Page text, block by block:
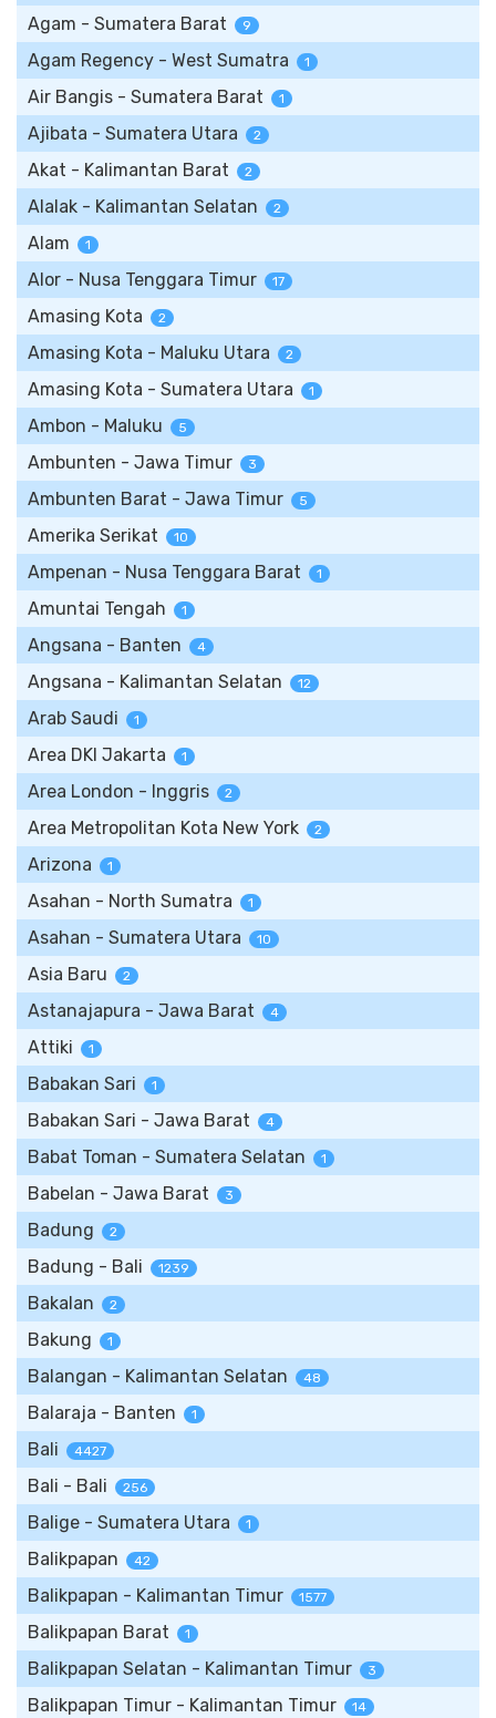
Agam - Sumatera Barat 9
Agam Regency - West Sumatra 1
Air Bangis - Sumatera Barat 1
Ajibata - Sumatera Utara 2
Akat - Kalimantan Barat 2
Alalak - Kalimantan Selatan 2
Alam 1
Alor - Nusa Tenggara Timur 17
Amasing Kota 2
Amasing Kota - Maluku Utara 2
Amasing Kota - Sumatera Utara 1
Ambon - Maluku 5
Ambunten - Jawa Timur 3
Ambunten Barat - Jawa Timur 5
Amerika Serikat 10
Ampenan - Nusa Tenggara Barat 1
Amuntai Tengah 1
Angsana - Banten 4
Angsana - Kalimantan Selatan 12
Arab Saudi 1
Area DKI Jakarta 1
Area London - Inggris 2
Area Metropolitan Kota New York 2
Arizona 1
Asahan - North Sumatra 1
Asahan - Sumatera Utara 10
Asia Baru 2
Astanajapura - Jawa Barat 4
Attiki 1
Babakan Sari 1
Babakan Sari - Jawa Barat 4
Babat Toman - Sumatera Selatan 1
Babelan - Jawa Barat 3
Badung 2
Badung - Bali 1239
Bakalan 2
Bakung 1
Balangan - Kalimantan Selatan 48
Balaraja - Banten 1
Bali 4427
Bali - Bali 256
Balige - Sumatera Utara 1
Balikpapan 42
Balikpapan - Kalimantan Timur 1577
Balikpapan Barat 1
Balikpapan Selatan - Kalimantan Timur 3
Balikpapan Timur - Kalimantan Timur 14